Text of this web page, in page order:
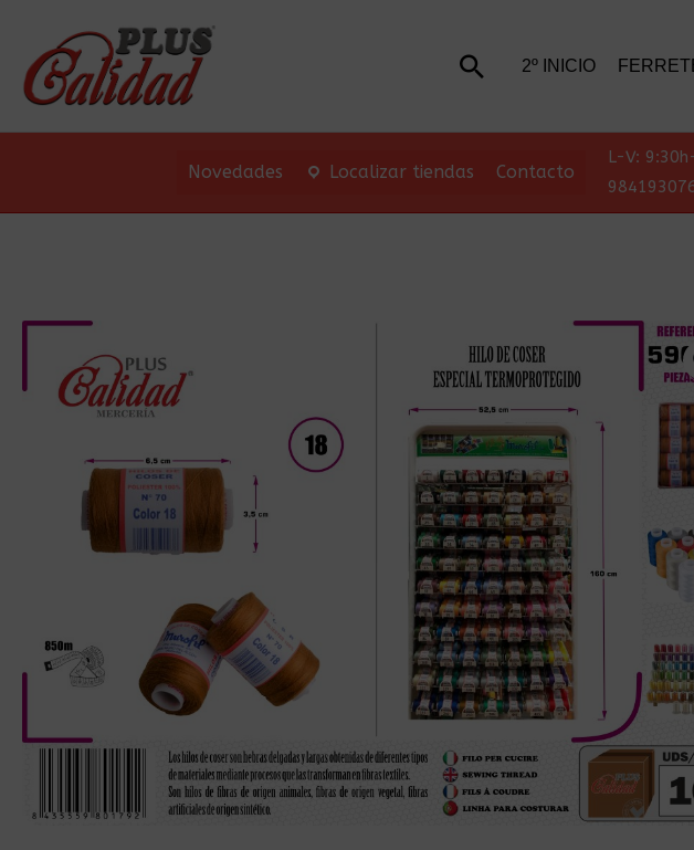
Buscar2º INICIO
Novedades Localizar tiendas Contacto
L-V: